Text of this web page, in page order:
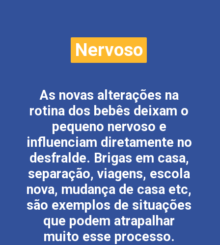
As novas alterações na
rotina dos bebês deixam o
pequeno nervoso e
influenciam diretamente no
desfralde. Brigas em casa,
separação, viagens, escola
nova, mudança de casa etc,
são exemplos de situações
que podem atrapalhar
muito esse processo.
Nervoso
Nervoso